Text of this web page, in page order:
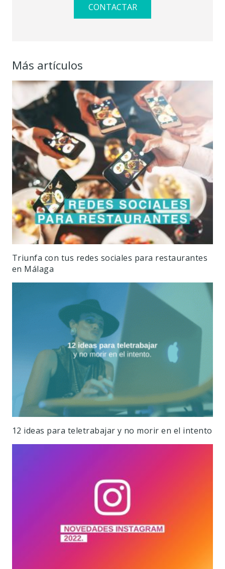
CONTACTAR
Más artículos
Triunfa con tus redes sociales para restaurantes
en Málaga
12 ideas para teletrabajar y no morir en el intento